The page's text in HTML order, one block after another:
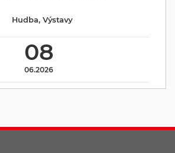
08
06.2026
Hudba, Výstavy